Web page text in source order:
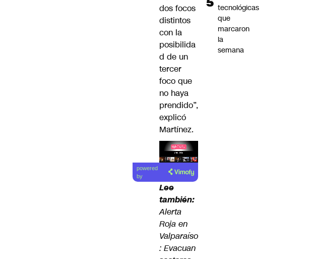
dos focos
distintos
con la
posibilida
d de un
tercer
foco que
no haya
prendido”,
explicó
Martínez.
Lea el
artículo
powered
by
Lee
también:
Alerta
Roja en
Valparaíso
: Evacuan
tecnológicas
que
marcaron
la
semana